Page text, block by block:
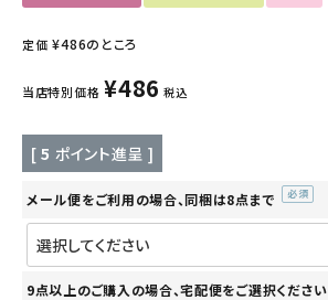
インナー・下着・ナイトウェア
キッズ・ベビー・マタニティ
キッチン用品
フード・ドリンク
ブランド
定価 ¥486のところ
当店特別価格 ¥486 税込
[ 5 ポイント進呈 ]
メール便をご利用の場合、同梱は8点まで
9点以上のご購入の場合、宅配便をご選択ください